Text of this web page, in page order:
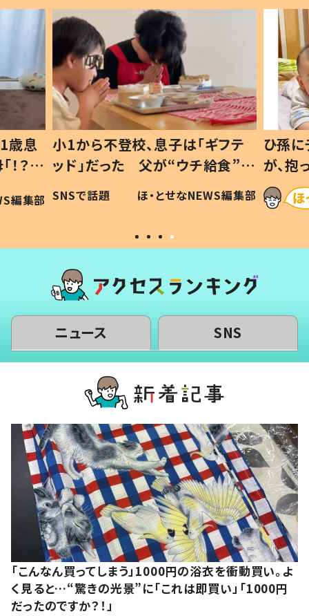
歳息
？」
編集部
小1から不登校、息子は「ギフテ
ッド」だった 父が“ウチ給食”を
作り続ける理由とは #令和の親
#令和の子
SNSで話題 ほ・とせなNEWS編集部
ひ孫
が、
「涙が
い」
ニュース SNS
「こんなん買ってしまう」1000円の浴衣を衝動買い。よ
く見ると…“驚きの光景”に「これは即買い」「1000円
だったのですか？！」